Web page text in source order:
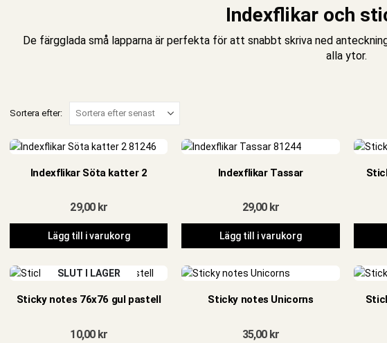
Indexflikar och
De färgglada små lapparna är perfekta för att snabbt skriva ned
alla ytor.
Sortera efter:
Indexflikar Söta katter 2
29,00 kr
Lägg till i varukorg
Indexflikar Tassar
29,00 kr
Lägg till i varukorg
SLUT I LAGER
Sticky notes 76x76 gul pastell
10,00 kr
Sticky notes Unicorns
35,00 kr